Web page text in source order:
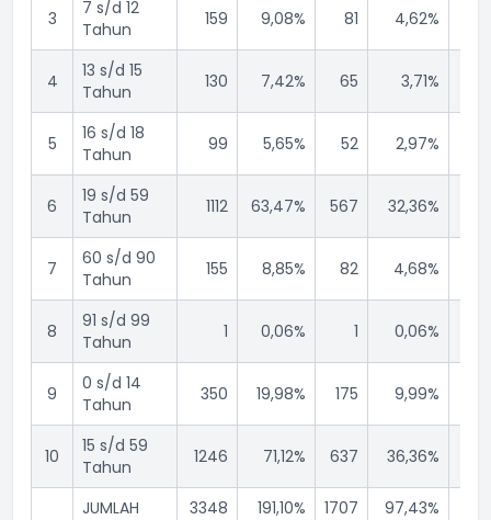
3
7 s/d 12
Tahun
159 9,08% 81 4,62%
4
13 s/d 15
Tahun
130 7,42% 65 3,71%
5
16 s/d 18
Tahun
99 5,65% 52 2,97%
6
19 s/d 59
Tahun
1112 63,47% 567 32,36%
7
60 s/d 90
Tahun
155 8,85% 82 4,68%
8
91 s/d 99
Tahun
1 0,06% 1 0,06%
9
0 s/d 14
Tahun
350 19,98% 175 9,99%
10
15 s/d 59
Tahun
1246 71,12% 637 36,36%
JUMLAH 3348 191,10% 1707 97,43%